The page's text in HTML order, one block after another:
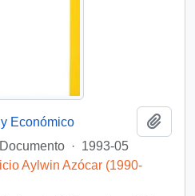
Económico
Documento · 1993-05
Aylwin Azócar (1990-